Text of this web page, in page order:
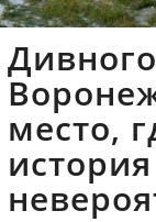
место,